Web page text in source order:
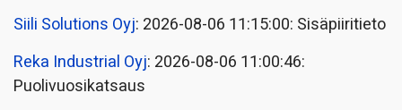
Siili Solutions Oyj: 2026-08-06 11:15:00: Sisäpiiritieto
Reka Industrial Oyj: 2026-08-06 11:00:46:
Puolivuosikatsaus